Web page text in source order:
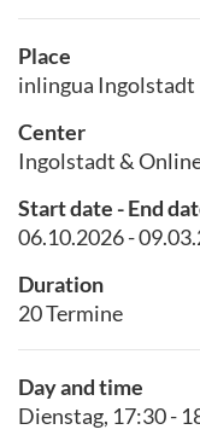
Place
inlingua Ingolstadt
Center
Ingolstadt &
Start date - End
06.10.2026 -
Duration
20 Termine
Day and time
Dienstag, 17:30 -